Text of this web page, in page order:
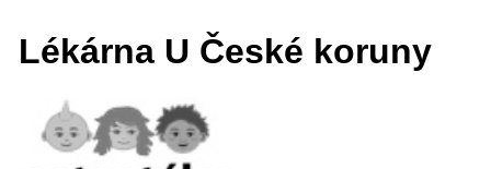
Lékárna U České koruny